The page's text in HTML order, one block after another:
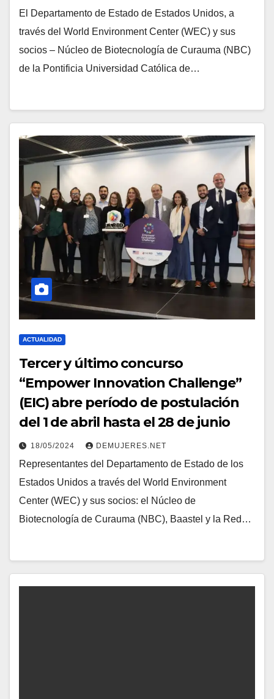
El Departamento de Estado de Estados Unidos, a
través del World Environment Center (WEC) y sus
socios – Núcleo de Biotecnología de Curauma (NBC)
de la Pontificia Universidad Católica de…
ACTUALIDAD
Tercer y último concurso
“Empower Innovation Challenge”
(EIC) abre período de postulación
del 1 de abril hasta el 28 de junio
18/05/2024 DEMUJERES.NET
Representantes del Departamento de Estado de los
Estados Unidos a través del World Environment
Center (WEC) y sus socios: el Núcleo de
Biotecnología de Curauma (NBC), Baastel y la Red…